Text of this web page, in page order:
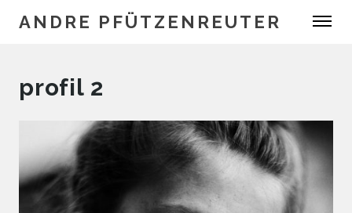
ANDRE PFÜTZENREUTER
profil 2